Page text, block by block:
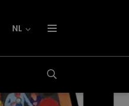
NL